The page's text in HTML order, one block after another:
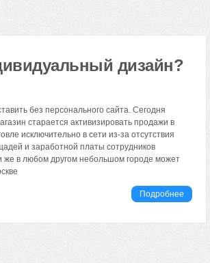
дизайн?
без персонального сайта. Сегодня
старается активизировать продажи в
исключительно в сети из-за отсутствия
и заработной платы сотрудников
же в любом другом небольшом городе может
Подробнее